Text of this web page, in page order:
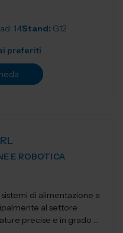
14Stand: G12
preferiti
E ROBOTICA
di alimentazione a
al settore
precise e in grado di